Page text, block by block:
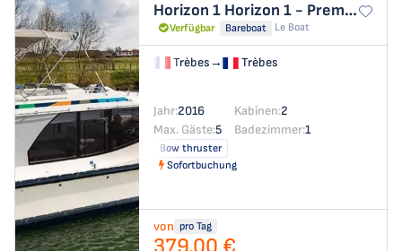
Horizon 1 Horizon 1 - Premier 3
Verfügbar Bareboat Le Boat
Trèbes→ Trèbes
Jahr:2016 Kabinen:2
Max. Gäste:5 Badezimmer:1
Bow thruster
Sofortbuchung
von pro Tag